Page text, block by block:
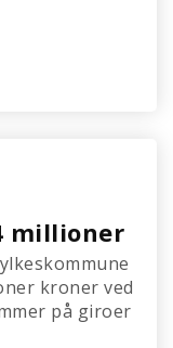
millioner
kroner ved
på giroer